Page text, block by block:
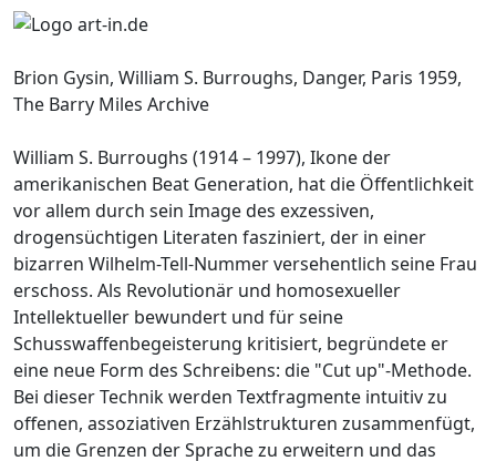
Brion Gysin, William S. Burroughs, Danger, Paris 1959,
The Barry Miles Archive
William S. Burroughs (1914 – 1997), Ikone der
amerikanischen Beat Generation, hat die Öffentlichkeit
vor allem durch sein Image des exzessiven,
drogensüchtigen Literaten fasziniert, der in einer
bizarren Wilhelm-Tell-Nummer versehentlich seine Frau
erschoss. Als Revolutionär und homosexueller
Intellektueller bewundert und für seine
Schusswaffenbegeisterung kritisiert, begründete er
eine neue Form des Schreibens: die "Cut up"-Methode.
Bei dieser Technik werden Textfragmente intuitiv zu
offenen, assoziativen Erzählstrukturen zusammenfügt,
um die Grenzen der Sprache zu erweitern und das